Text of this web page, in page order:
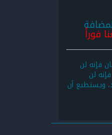
فوراً
فإنه لن
لن
ويستطيع أن